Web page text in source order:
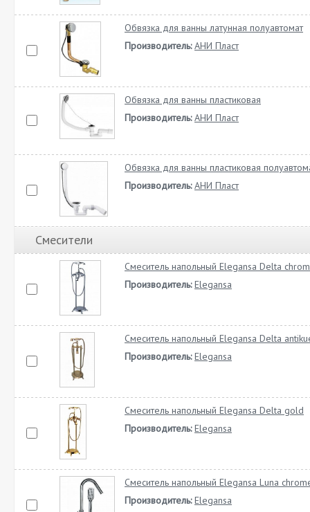
Обвязка для ванны латунная полуавтомат
Производитель: АНИ Пласт
Обвязка для ванны пластиковая
Производитель: АНИ Пласт
Обвязка для ванны пластиковая
Производитель: АНИ Пласт
Смесители
Смеситель напольный Elegansa Delta
Производитель: Elegansa
Смеситель напольный Elegansa Delta
Производитель: Elegansa
Смеситель напольный Elegansa Delta gold
Производитель: Elegansa
Смеситель напольный Elegansa Luna
Производитель: Elegansa